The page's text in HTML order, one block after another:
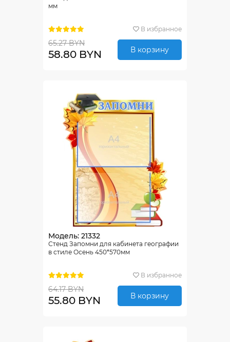
мм
В избранное
65.27 BYN
58.80 BYN В корзину
Модель: 21332
Стенд Запомни для кабинета географии
в стиле Осень 450*570мм
В избранное
64.17 BYN
55.80 BYN В корзину